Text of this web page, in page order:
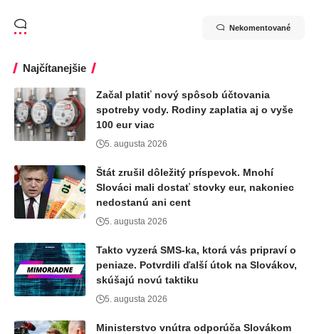
Nekomentované
Najčítanejšie
Začal platiť nový spôsob účtovania
spotreby vody. Rodiny zaplatia aj o vyše
100 eur viac
5. augusta 2026
Štát zrušil dôležitý príspevok. Mnohí
Slováci mali dostať stovky eur, nakoniec
nedostanú ani cent
5. augusta 2026
Takto vyzerá SMS-ka, ktorá vás pripraví o
peniaze. Potvrdili ďalší útok na Slovákov,
skúšajú novú taktiku
5. augusta 2026
Ministerstvo vnútra odporúča Slovákom